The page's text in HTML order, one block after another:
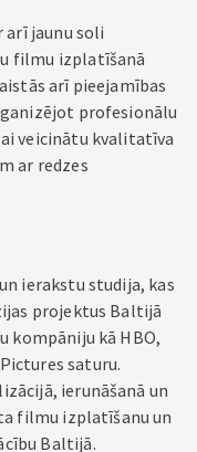
arī jaunu soli
filmu izplatīšanā
arī pieejamības
profesionālu
veicinātu kvalitatīva
ar redzes
ierakstu studija, kas
projektus Baltijā
kompāniju kā HBO,
saturu.
ierunāšanā un
filmu izplatīšanu un
Baltijā.